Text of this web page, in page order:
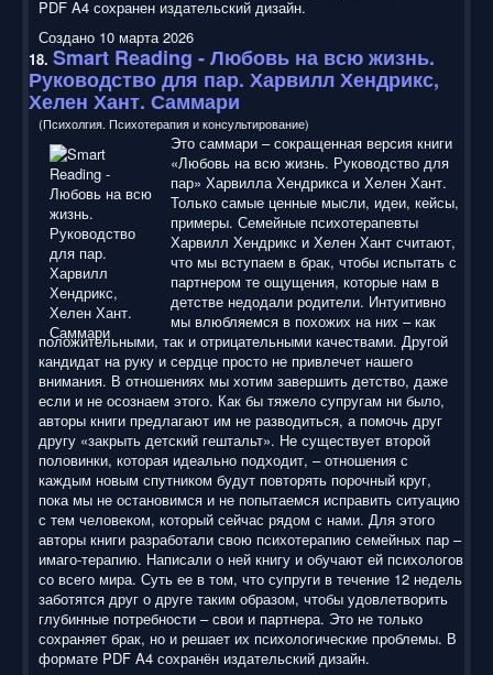
PDF A4 сохранен издательский дизайн.
Создано 10 марта 2026
18. Smart Reading - Любовь на всю жизнь.
Руководство для пар. Харвилл Хендрикс,
Хелен Хант. Саммари
(Психолгия. Психотерапия и консультирование)
Это саммари – сокращенная версия книги
«Любовь на всю жизнь. Руководство для
пар» Харвилла Хендрикса и Хелен Хант.
Только самые ценные мысли, идеи, кейсы,
примеры. Семейные психотерапевты
Харвилл Хендрикс и Хелен Хант считают,
что мы вступаем в брак, чтобы испытать с
партнером те ощущения, которые нам в
детстве недодали родители. Интуитивно
мы влюбляемся в похожих на них – как
положительными, так и отрицательными качествами. Другой
кандидат на руку и сердце просто не привлечет нашего
внимания. В отношениях мы хотим завершить детство, даже
если и не осознаем этого. Как бы тяжело супругам ни было,
авторы книги предлагают им не разводиться, а помочь друг
другу «закрыть детский гештальт». Не существует второй
половинки, которая идеально подходит, – отношения с
каждым новым спутником будут повторять порочный круг,
пока мы не остановимся и не попытаемся исправить ситуацию
с тем человеком, который сейчас рядом с нами. Для этого
авторы книги разработали свою психотерапию семейных пар –
имаго-терапию. Написали о ней книгу и обучают ей психологов
со всего мира. Суть ее в том, что супруги в течение 12 недель
заботятся друг о друге таким образом, чтобы удовлетворить
глубинные потребности – свои и партнера. Это не только
сохраняет брак, но и решает их психологические проблемы. В
формате PDF A4 сохранён издательский дизайн.